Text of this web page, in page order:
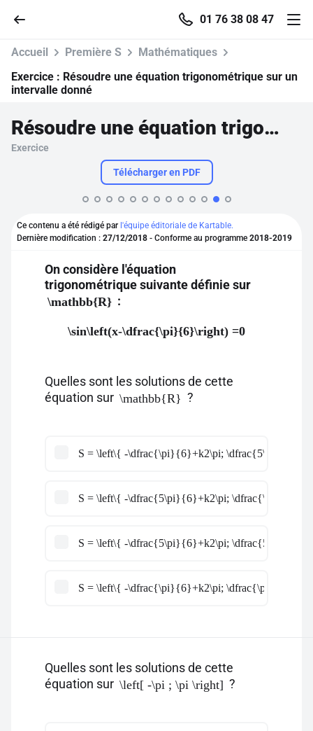
01 76 38 08 47
Parcourir
Se connecter
S'inscrire gratuitement
Pour profiter de 10 contenus offerts.
Accueil Première S
Mathématiques
Exercice : Résoudre une équation trigonométrique sur un
intervalle donné
Résoudre une équation trigonométrique sur un intervalle donné
Exercice
Télécharger en PDF
Ce contenu a été rédigé par l'équipe éditoriale de Kartable.
Dernière modification : 27/12/2018 - Conforme au programme 2018-2019
On considère l'équation
trigonométrique suivante définie sur
\mathbb{R} :
\sin\left(x-\dfrac{\pi}{6}\right) =0
Quelles sont les solutions de cette
équation sur \mathbb{R} ?
S = \left\{ -\dfrac{\pi}{6}+k2\pi;
S = \left\{ -\dfrac{5\pi}{6}+k2\pi;
S = \left\{ -\dfrac{5\pi}{6}+k2\pi;
S = \left\{ -\dfrac{\pi}{6}+k2\pi;
Quelles sont les solutions de cette
équation sur \left[ -\pi ; \pi \right] ?